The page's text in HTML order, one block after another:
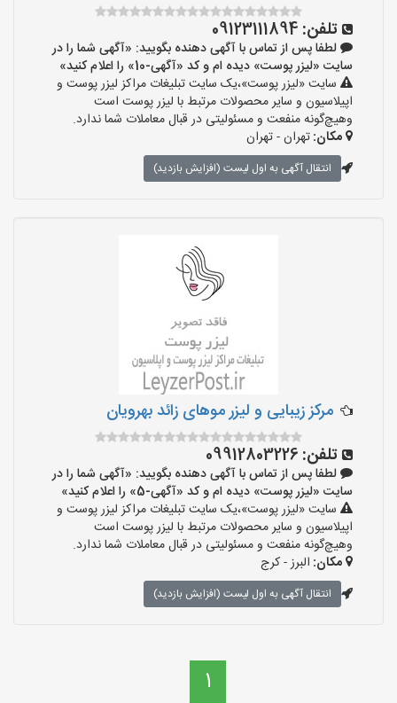
تلفن: 09123111894
لطفا پس از تماس با آگهی دهنده بگویید: «آگهی شما را در
سایت «لیزر پوست» دیده ام و کد «آگهی-10» را اعلام کنید»
سایت «لیزر پوست»،یک سایت تبلیغات مراکز لیزر پوست و
اپیلاسیون و سایر محصولات مرتبط با لیزر پوست است
وهیچ‌گونه منفعت و مسئولیتی در قبال معاملات شما ندارد.
مکان:تهران - تهران
انتقال آگهی به اول لیست (افزایش بازدید)
مرکز زیبایی و لیزر موهای زائد بهرویان
تلفن: 09912803226
لطفا پس از تماس با آگهی دهنده بگویید: «آگهی شما را در
سایت «لیزر پوست» دیده ام و کد «آگهی-5» را اعلام کنید»
سایت «لیزر پوست»،یک سایت تبلیغات مراکز لیزر پوست و
اپیلاسیون و سایر محصولات مرتبط با لیزر پوست است
وهیچ‌گونه منفعت و مسئولیتی در قبال معاملات شما ندارد.
مکان: البرز - کرج
انتقال آگهی به اول لیست (افزایش بازدید)
1